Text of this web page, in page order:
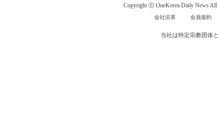
Copyright ⓒ OneKorea Daily News All
会社沿革 会員規約
当社は特定宗教団体